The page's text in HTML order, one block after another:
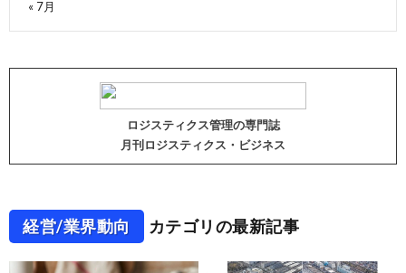
« 7月
ロジスティクス管理の専門誌
月刊ロジスティクス・ビジネス
経営/業界動向 カテゴリの最新記事